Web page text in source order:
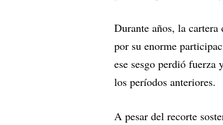
Durante años, la
por su enorme
ese sesgo perdió
los períodos anteriores.
A pesar del recorte